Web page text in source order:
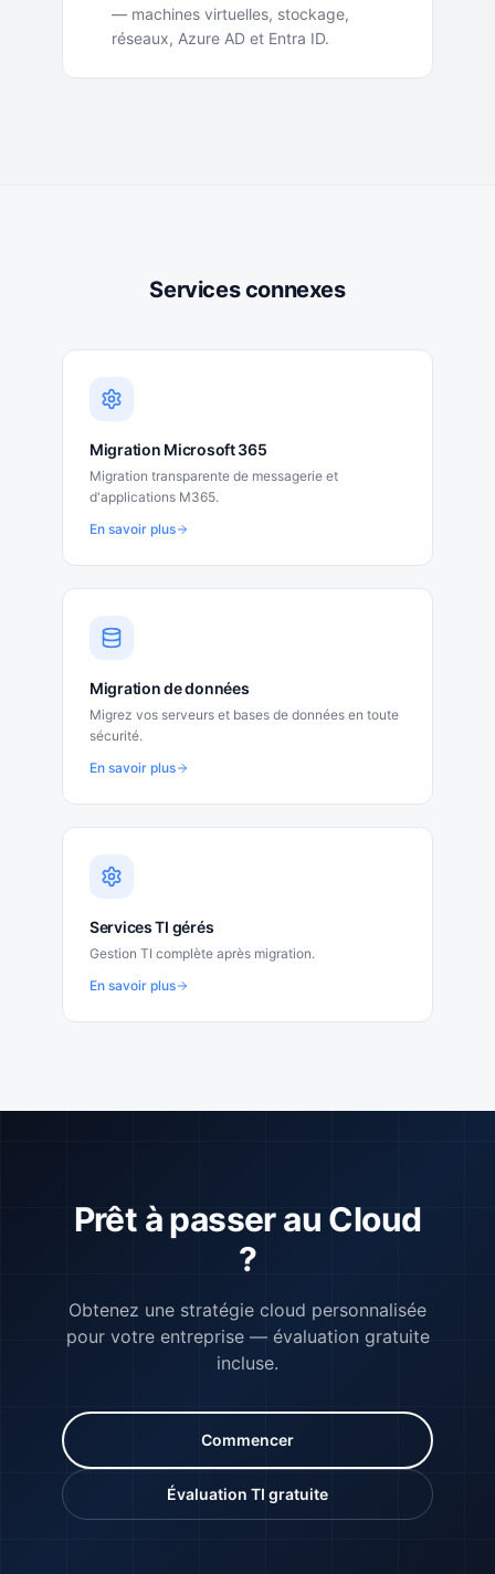
— machines virtuelles, stockage,
réseaux, Azure AD et Entra ID.
Services connexes
Migration Microsoft 365
Migration transparente de messagerie et
d'applications M365.
En savoir plus
Migration de données
Migrez vos serveurs et bases de données en toute
sécurité.
En savoir plus
Services TI gérés
Gestion TI complète après migration.
En savoir plus
Prêt à passer au Cloud
?
Obtenez une stratégie cloud personnalisée
pour votre entreprise — évaluation gratuite
incluse.
Commencer
Évaluation TI gratuite